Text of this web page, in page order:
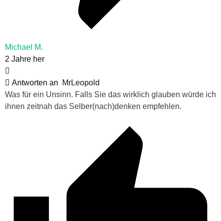
Michael M.
2 Jahre her
Antworten an
MrLeopold
Was für ein Unsinn. Falls Sie das wirklich glauben würde ich
ihnen zeitnah das Selber(nach)denken empfehlen.